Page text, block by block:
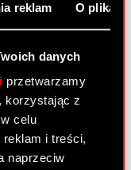
reklam O
danych
przetwarzamy
korzystając z
celu
i treści,
naprzeciw
z bankiem
11